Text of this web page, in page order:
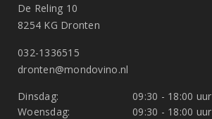
De Reling 10
8254 KG Dronten
032-1336515
dronten@mondovino.nl
Dinsdag:
09:30 - 18:00 uur
Woensdag:
09:30 - 18:00 uur